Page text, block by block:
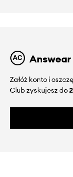
Załóż konto i
Club zyskujesz do